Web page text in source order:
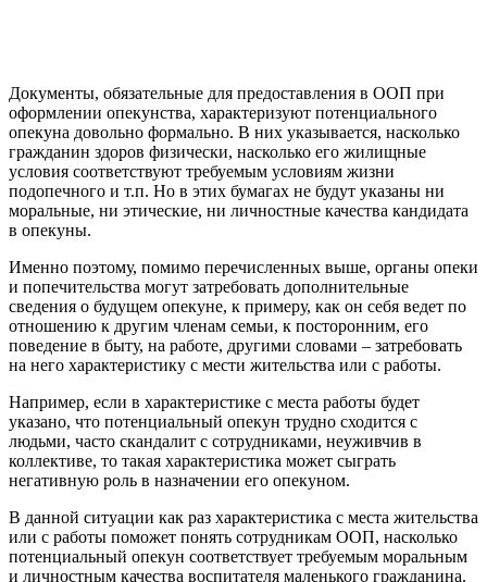
Документы, обязательные для предоставления в ООП при
оформлении опекунства, характеризуют потенциального
опекуна довольно формально. В них указывается, насколько
гражданин здоров физически, насколько его жилищные
условия соответствуют требуемым условиям жизни
подопечного и т.п. Но в этих бумагах не будут указаны ни
моральные, ни этические, ни личностные качества кандидата
в опекуны.
Именно поэтому, помимо перечисленных выше, органы опеки
и попечительства могут затребовать дополнительные
сведения о будущем опекуне, к примеру, как он себя ведет по
отношению к другим членам семьи, к посторонним, его
поведение в быту, на работе, другими словами – затребовать
на него характеристику с мести жительства или с работы.
Например, если в характеристике с места работы будет
указано, что потенциальный опекун трудно сходится с
людьми, часто скандалит с сотрудниками, неуживчив в
коллективе, то такая характеристика может сыграть
негативную роль в назначении его опекуном.
В данной ситуации как раз характеристика с места жительства
или с работы поможет понять сотрудникам ООП, насколько
потенциальный опекун соответствует требуемым моральным
и личностным качества воспитателя маленького гражданина.